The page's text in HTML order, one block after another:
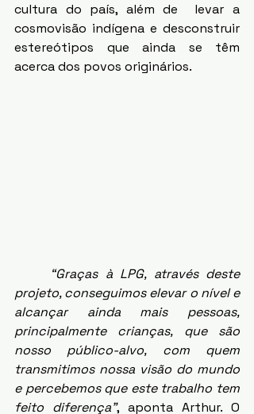
cultura do país, além de  levar a
cosmovisão indígena e desconstruir
estereótipos que ainda se têm
acerca dos povos originários.
“Graças à LPG, através deste
projeto, conseguimos elevar o nível e
alcançar ainda mais pessoas,
principalmente crianças, que são
nosso público-alvo, com quem
transmitimos nossa visão do mundo
e percebemos que este trabalho tem
feito diferença”, aponta Arthur. O